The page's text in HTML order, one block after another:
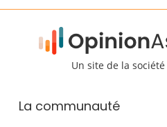
Un site de la société
La communauté